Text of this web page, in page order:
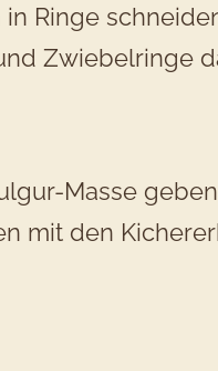
Ringe
Zwiebelringe
Masse
mit den